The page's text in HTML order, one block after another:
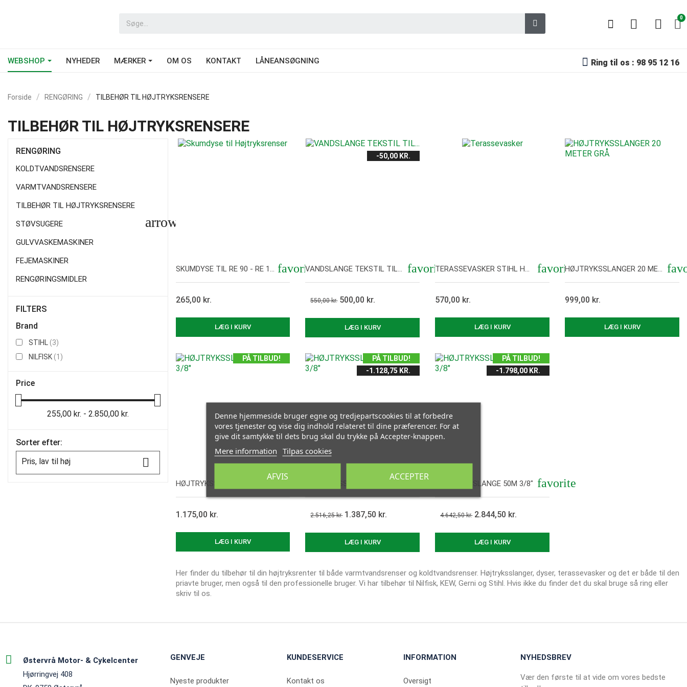
WEBSHOP NYHEDER MÆRKER OM OS KONTAKT LÅNEANSØGNING Ring til os : 98 95 12 16
Forside RENGØRING TILBEHØR TIL HØJTRYKSRENSERE
TILBEHØR TIL HØJTRYKSRENSERE
RENGØRING
KOLDTVANDSRENSERE
VARMTVANDSRENSERE
TILBEHØR TIL HØJTRYKSRENSERE
STØVSUGERE
arrow_drop_down
GULVVASKEMASKINER
FEJEMASKINER
RENGØRINGSMIDLER
FILTERS
Brand
STIHL (3)
NILFISK (1)
Price
255,00 kr. - 2.850,00 kr.
Sorter efter:
Pris, lav til høj

SKUMDYSE TIL RE 90 - RE 170 PLUS
265,00 kr.
LÆG I KURV
favorite VANDSLANGE TEKSTIL TIL HØJTRYKSRENSER
550,00 kr. 500,00 kr.
LÆG I KURV
favorite
-50,00 KR.
TERASSEVASKER STIHL HOBBYRENSER
570,00 kr.
LÆG I KURV
favorite HØJTRYKSSLANGER 20 METER GRÅ
999,00 kr.
LÆG I KURV
HØJTRYKSSLANGE 30M 3/8"
1.175,00 kr.
LÆG I KURV
favorite
PÅ TILBUD!
2.516,25 kr. 1.387,50 kr.
LÆG I KURV
favorite
PÅ TILBUD!
-1.128,75 KR.
HØJTRYKSSLANGE 50M 3/8"
4.642,50 kr. 2.844,50 kr.
LÆG I KURV
favorite
PÅ TILBUD!
-1.798,00 KR.
Her finder du tilbehør til din højtryksrenter til både varmtvandsrenser og koldtvandsrenser. Højtryksslanger, dyser, terassevasker og det er både til den
priavte bruger, men også til den professionelle bruger. Vi har tilbehør til Nilfisk, KEW, Gerni og Stihl. Hvis ikke du finder det du skal bruge så ring eller
skriv til os.
Østervrå Motor- & Cykelcenter
Hjørringvej 408
GENVEJE
Nyeste produkter
KUNDESERVICE
Kontakt os
INFORMATION
Oversigt
NYHEDSBREV
Vær den første til at vide om vores bedste
Denne hjemmeside bruger egne og tredjepartscookies til at forbedre
vores tjenester og vise dig indhold relateret til dine præferencer. For at
give dit samtykke til dets brug skal du trykke på Accepter-knappen.
Mere information Tilpas cookies
AFVIS ACCEPTER